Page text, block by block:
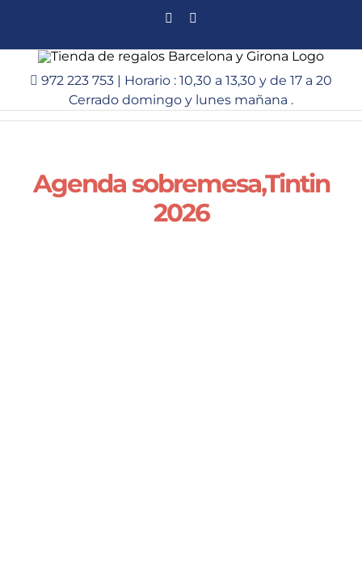
contenido
Facebook
972 223 753 | Horario : 10,30 a 13,30 y de 17 a 20
Cerrado domingo y lunes mañana .
Agenda sobremesa,Tintin
2026